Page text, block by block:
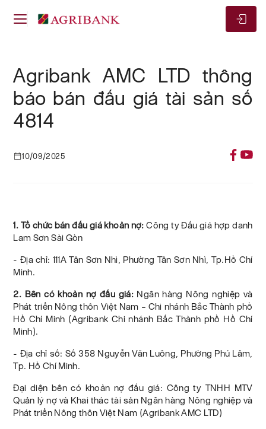
Agribank AMC LTD thông
báo bán đấu giá tài sản số
4814
10/09/2025
1. Tổ chức bán đấu giá khoản nợ: Công ty Đấu giá hợp danh
Lam Sơn Sài Gòn
- Địa chỉ: 111A Tân Sơn Nhì, Phường Tân Sơn Nhì, Tp.Hồ Chí
Minh.
2. Bên có khoản nợ đấu giá:Ngân hàng Nông nghiệp và
Phát triển Nông thôn Việt Nam – Chi nhánh Bắc Thành phồ
Hồ Chí Minh (Agribank Chi nhánh Bắc Thành phồ Hồ Chí
Minh).
- Địa chỉ số: Số 358 Nguyễn Văn Luông, Phường Phú Lâm,
Tp. Hồ Chí Minh.
Đại diện bên có khoản nợ đấu giá: Công ty TNHH MTV
Quản lý nợ và Khai thác tài sản Ngân hàng Nông nghiệp và
Phát triển Nông thôn Việt Nam (Agribank AMC LTD)